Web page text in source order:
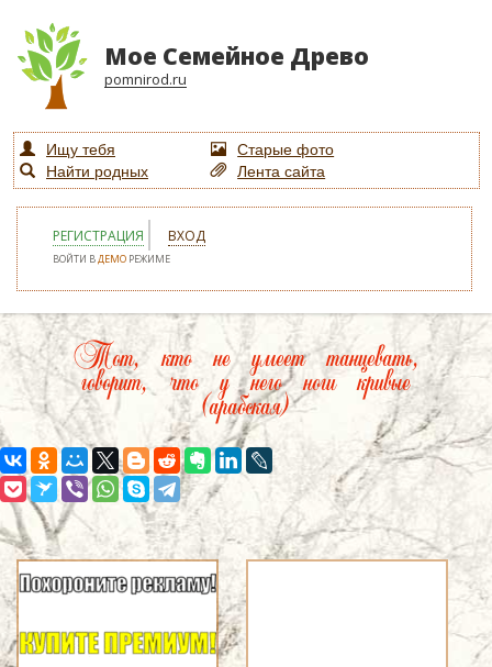
Мое Семейное Древо
pomnirod.ru
Ищу тебя
Старые фото
Найти родных
Лента сайта
РЕГИСТРАЦИЯ ВХОД
ВОЙТИ ВДЕМО РЕЖИМЕ
Тот, кто не умеет танцевать,
говорит, что у него ноги кривые
(арабская)